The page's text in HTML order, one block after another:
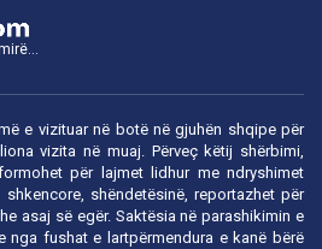
e vizituar në botë në gjuhën shqipe për
vizita në muaj. Përveç këtij shërbimi,
për lajmet lidhur me ndryshimet
shëndetësinë, reportazhet për
asaj së egër. Saktësia në parashikimin e
nga fushat e lartpërmendura e kanë bërë